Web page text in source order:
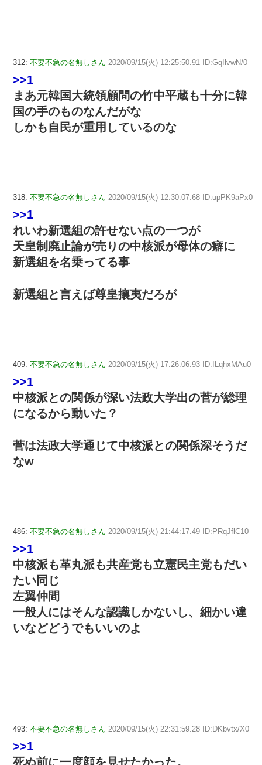
312: 不要不急の名無しさん 2020/09/15(火) 12:25:50.91 ID:GqIlvwN/0
>>1
まあ元韓国大統領顧問の竹中平蔵も十分に韓
国の手のものなんだがな
しかも自民が重用しているのな
318: 不要不急の名無しさん 2020/09/15(火) 12:30:07.68 ID:upPK9aPx0
>>1
れいわ新選組の許せない点の一つが
天皇制廃止論が売りの中核派が母体の癖に
新選組を名乗ってる事
新選組と言えば尊皇攘夷だろが
409: 不要不急の名無しさん 2020/09/15(火) 17:26:06.93 ID:ILqhxMAu0
>>1
中核派との関係が深い法政大学出の菅が総理
になるから動いた？
菅は法政大学通じて中核派との関係深そうだ
なw
486: 不要不急の名無しさん 2020/09/15(火) 21:44:17.49 ID:PRqJflC10
>>1
中核派も革丸派も共産党も立憲民主党もだい
たい同じ
左翼仲間
一般人にはそんな認識しかないし、細かい違
いなどどうでもいいのよ
493: 不要不急の名無しさん 2020/09/15(火) 22:31:59.28 ID:DKbvtx/X0
>>1
死ぬ前に一度顔を見せたかった。